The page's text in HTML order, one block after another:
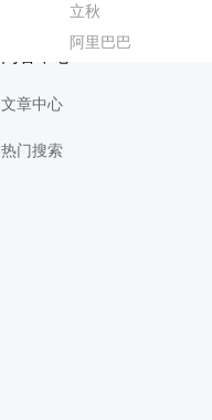
签到
通知海报
立秋
阿里巴巴
计划表设计
618预售
教师节感谢卡片
游泳培训海报
内容中心
文章中心
热门搜索